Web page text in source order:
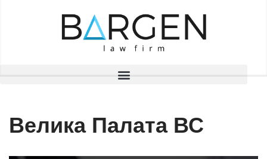
Велика Палата ВС